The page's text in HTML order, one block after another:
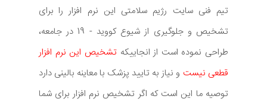
تیم فنی سایت رژیم سلامتی این نرم افزار را برای
تشخیص و جلوگیری از شیوع کووید - 19 در جامعه،
طراحی نموده است از انجاییکه تشخیص این نرم افزار
قطعی نیست و نیاز به تایید پزشک با معاینه بالینی دارد
توصیه ما این است که اگر تشخیص نرم افزار برای شما